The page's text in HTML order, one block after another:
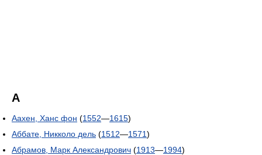
А
Аахен, Ханс фон (1552—1615)
Аббате, Никколо дель (1512—1571)
Абрамов, Марк Александрович (1913—1994)